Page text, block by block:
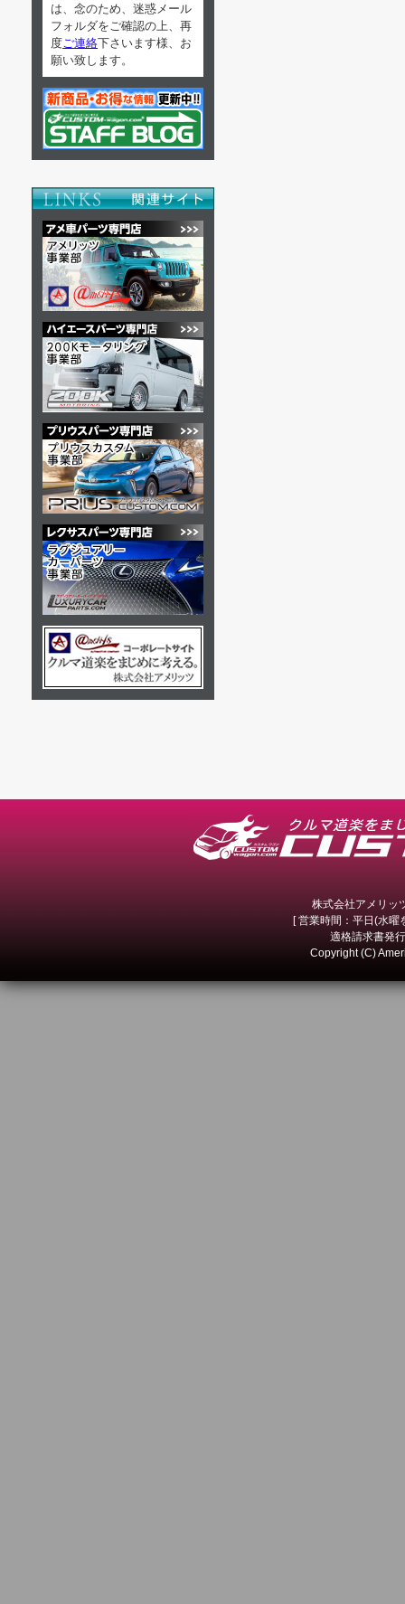
は、念のため、迷惑メール
フォルダをご確認の上、再
度 ご連絡下さいます様、お
願い致します。
株式会社アメリ
[ 営業時間：平日(水
適格請求書発
Copyright (C)